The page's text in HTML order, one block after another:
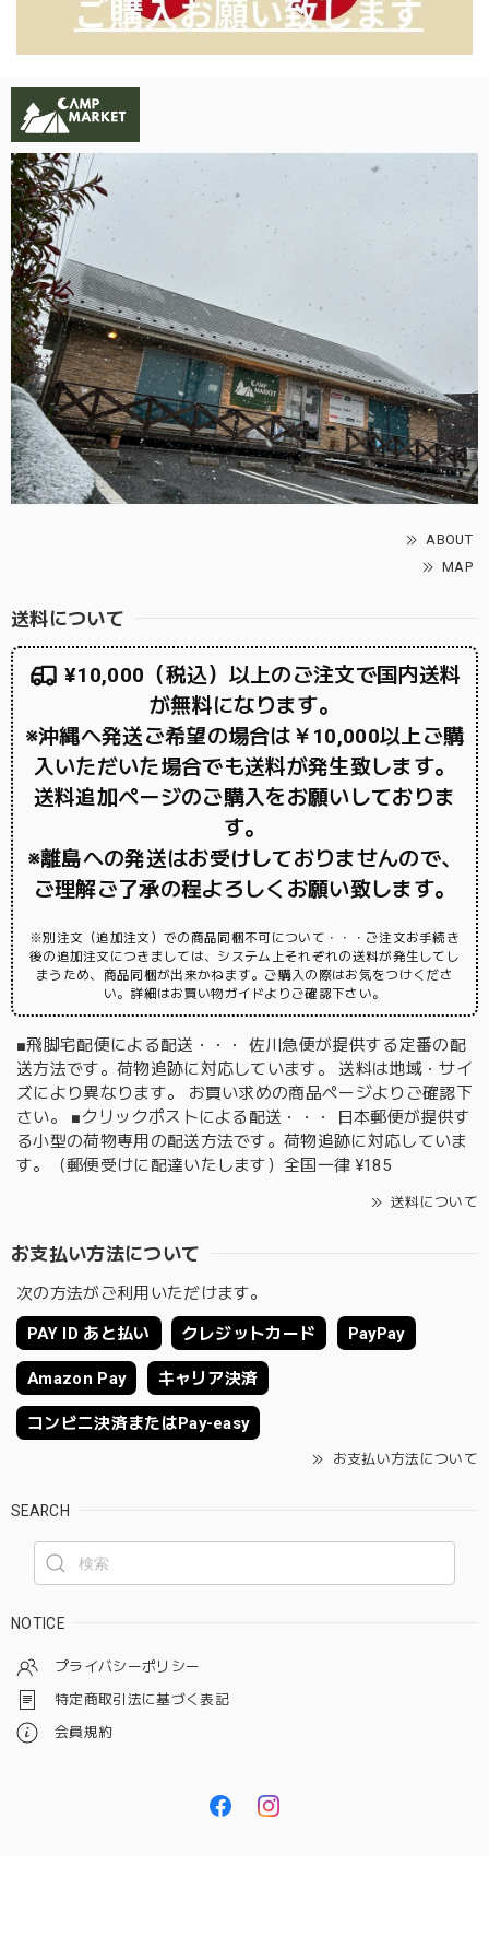
ABOUT
MAP
送料について
¥10,000（税込）以上のご注文で国内送料
が無料になります。
※沖縄へ発送ご希望の場合は￥10,000以上ご購
入いただいた場合でも送料が発生致します。
送料追加ページのご購入をお願いしておりま
す。
※離島への発送はお受けしておりませんので、
ご理解ご了承の程よろしくお願い致します。
※別注文（追加注文）での商品同梱不可について・・・ご注文お手続き
後の追加注文につきましては、システム上それぞれの送料が発生してし
まうため、商品同梱が出来かねます。ご購入の際はお気をつけくださ
い。詳細はお買い物ガイドよりご確認下さい。
■飛脚宅配便による配送・・・ 佐川急便が提供する定番の配
送方法です。荷物追跡に対応しています。 送料は地域・サイ
ズにより異なります。 お買い求めの商品ページよりご確認下
さい。 ■クリックポストによる配送・・・ 日本郵便が提供す
る小型の荷物専用の配送方法です。荷物追跡に対応していま
す。（郵便受けに配達いたします）全国一律 ¥185
送料について
お支払い方法について
次の方法がご利用いただけます。
PAY ID あと払い クレジットカード PayPay
Amazon Pay キャリア決済
コンビニ決済またはPay-easy
お支払い方法について
SEARCH
NOTICE
プライバシーポリシー
特定商取引法に基づく表記
会員規約